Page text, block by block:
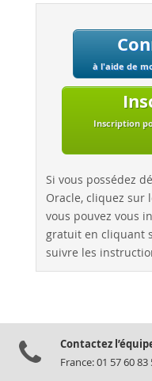
Books
Performance
Nouveautés & Evénements
Acheter
Téléchargements
Documentation
Zone Développeurs
à l'aide de
Inscription
Si vous possédez
Oracle, cliquez sur
vous pouvez vous
gratuit en cliquant
suivre les
Contactez
France: 01 57 60